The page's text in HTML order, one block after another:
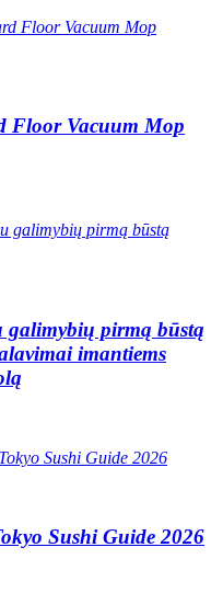
Floor Vacuum Mop
pirmą būstą
imantiems
Sushi Guide 2026